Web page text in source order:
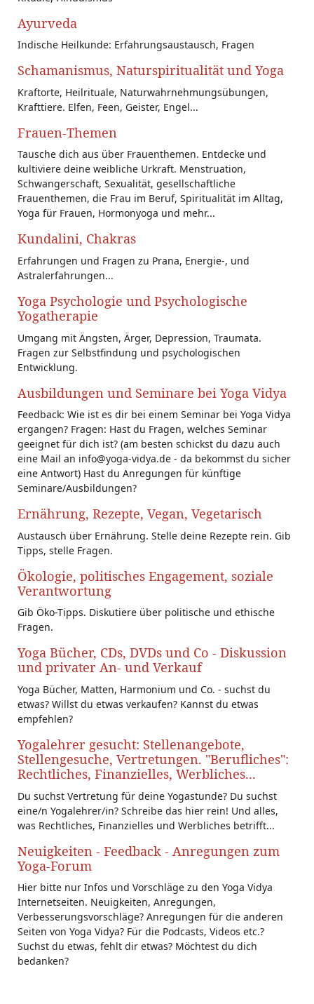
Ayurveda
Indische Heilkunde: Erfahrungsaustausch, Fragen
Schamanismus, Naturspiritualität und Yoga
Kraftorte, Heilrituale, Naturwahrnehmungsübungen,
Krafttiere. Elfen, Feen, Geister, Engel...
Frauen-Themen
Tausche dich aus über Frauenthemen. Entdecke und
kultiviere deine weibliche Urkraft. Menstruation,
Schwangerschaft, Sexualität, gesellschaftliche
Frauenthemen, die Frau im Beruf, Spiritualität im Alltag,
Yoga für Frauen, Hormonyoga und mehr...
Kundalini, Chakras
Erfahrungen und Fragen zu Prana, Energie-, und
Astralerfahrungen...
Yoga Psychologie und Psychologische
Yogatherapie
Umgang mit Ängsten, Ärger, Depression, Traumata.
Fragen zur Selbstfindung und psychologischen
Entwicklung.
Ausbildungen und Seminare bei Yoga Vidya
Feedback: Wie ist es dir bei einem Seminar bei Yoga Vidya
ergangen? Fragen: Hast du Fragen, welches Seminar
geeignet für dich ist? (am besten schickst du dazu auch
eine Mail an info@yoga-vidya.de - da bekommst du sicher
eine Antwort) Hast du Anregungen für künftige
Seminare/Ausbildungen?
Ernährung, Rezepte, Vegan, Vegetarisch
Austausch über Ernährung. Stelle deine Rezepte rein. Gib
Tipps, stelle Fragen.
Ökologie, politisches Engagement, soziale
Verantwortung
Gib Öko-Tipps. Diskutiere über politische und ethische
Fragen.
Yoga Bücher, CDs, DVDs und Co - Diskussion
und privater An- und Verkauf
Yoga Bücher, Matten, Harmonium und Co. - suchst du
etwas? Willst du etwas verkaufen? Kannst du etwas
empfehlen?
Yogalehrer gesucht: Stellenangebote,
Stellengesuche, Vertretungen. "Berufliches":
Rechtliches, Finanzielles, Werbliches...
Du suchst Vertretung für deine Yogastunde? Du suchst
eine/n Yogalehrer/in? Schreibe das hier rein! Und alles,
was Rechtliches, Finanzielles und Werbliches betrifft...
Neuigkeiten - Feedback - Anregungen zum
Yoga-Forum
Hier bitte nur Infos und Vorschläge zu den Yoga Vidya
Internetseiten. Neuigkeiten, Anregungen,
Verbesserungsvorschläge? Anregungen für die anderen
Seiten von Yoga Vidya? Für die Podcasts, Videos etc.?
Suchst du etwas, fehlt dir etwas? Möchtest du dich
bedanken?